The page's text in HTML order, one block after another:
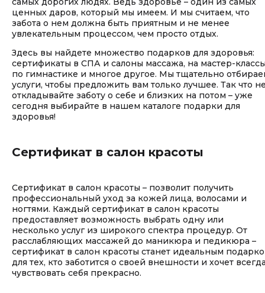
ценных даров, который мы имеем. И мы считаем, что
забота о нем должна быть приятным и не менее
увлекательным процессом, чем просто отдых.
Здесь вы найдете множество подарков для здоровья:
сертификаты в СПА и салоны массажа, на мастер-
по гимнастике и многое другое. Мы тщательно
услуги, чтобы предложить вам только лучшее. Так что
откладывайте заботу о себе и близких на потом – уже
сегодня выбирайте в нашем каталоге подарки для
здоровья!
Сертификат в салон красоты
Сертификат в салон красоты – позволит получить
профессиональный уход за кожей лица, волосами и
ногтями. Каждый сертификат в салон красоты
предоставляет возможность выбрать одну или
несколько услуг из широкого спектра процедур. От
расслабляющих массажей до маникюра и педикюра –
сертификат в салон красоты станет идеальным
для тех, кто заботится о своей внешности и хочет
чувствовать себя прекрасно.